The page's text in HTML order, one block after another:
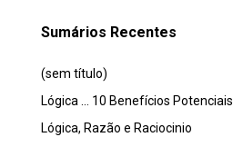
Sumários Recentes
(sem título)
Lógica … 10 Benefícios Potenciais
Lógica, Razão e Raciocinio